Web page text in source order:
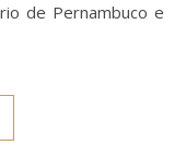
de Pernambuco e